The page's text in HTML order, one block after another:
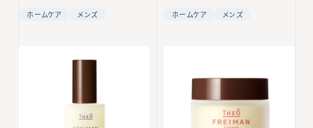
ホームケア メンズ ホームケア メンズ